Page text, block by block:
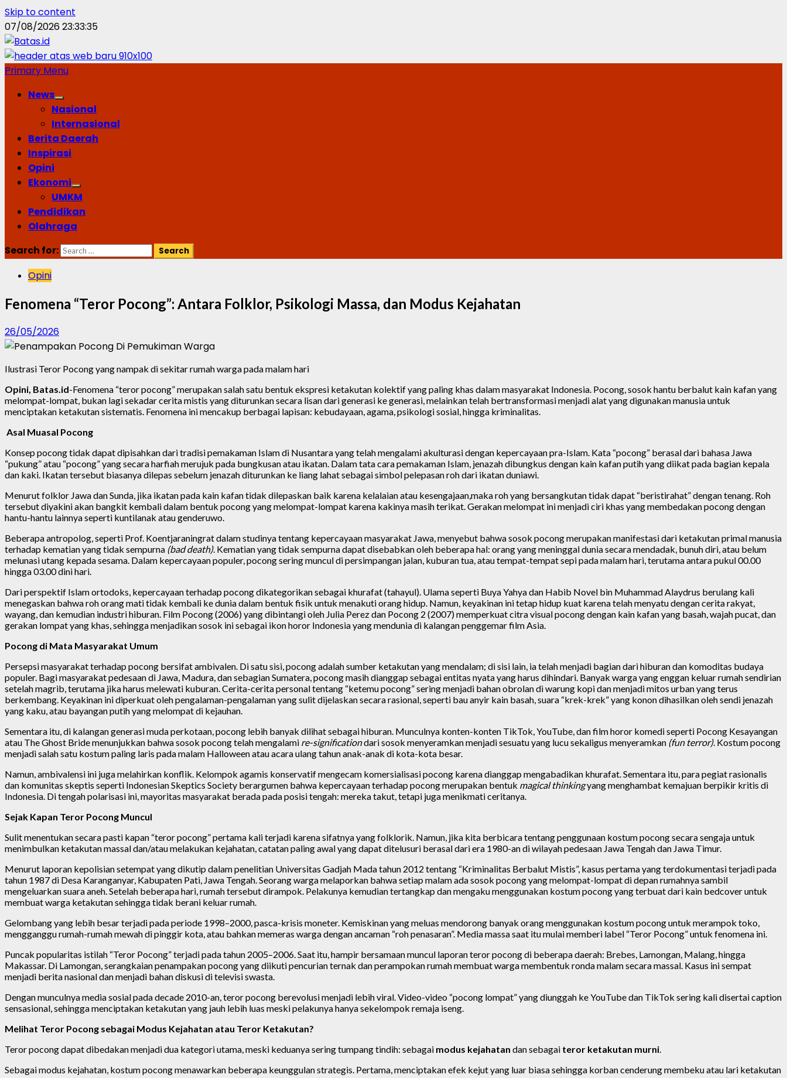
Skip to content
07/08/202623:33:36
Primary Menu
News
Nasional
Internasional
Berita Daerah
Inspirasi
Opini
Ekonomi
UMKM
Pendidikan
Olahraga
Search for:
Opini
Fenomena “Teror Pocong”: Antara Folklor, Psikologi Massa, dan Modus Kejahatan
26/05/2026
Ilustrasi Teror Pocong yang nampak di sekitar rumah warga pada malam hari
Opini, Batas.id-Fenomena “teror pocong” merupakan salah satu bentuk ekspresi ketakutan kolektif yang paling khas dalam masyarakat Indonesia. Pocong, sosok hantu berbalut kain kafan yang
melompat-lompat, bukan lagi sekadar cerita mistis yang diturunkan secara lisan dari generasi ke generasi, melainkan telah bertransformasi menjadi alat yang digunakan manusia untuk
menciptakan ketakutan sistematis. Fenomena ini mencakup berbagai lapisan: kebudayaan, agama, psikologi sosial, hingga kriminalitas.
Asal Muasal Pocong
Konsep pocong tidak dapat dipisahkan dari tradisi pemakaman Islam di Nusantara yang telah mengalami akulturasi dengan kepercayaan pra-Islam. Kata “pocong” berasal dari bahasa Jawa
“pukung” atau “pocong” yang secara harfiah merujuk pada bungkusan atau ikatan. Dalam tata cara pemakaman Islam, jenazah dibungkus dengan kain kafan putih yang diikat pada bagian kepala
dan kaki. Ikatan tersebut biasanya dilepas sebelum jenazah diturunkan ke liang lahat sebagai simbol pelepasan roh dari ikatan duniawi.
Menurut folklor Jawa dan Sunda, jika ikatan pada kain kafan tidak dilepaskan baik karena kelalaian atau kesengajaan,maka roh yang bersangkutan tidak dapat “beristirahat” dengan tenang. Roh
tersebut diyakini akan bangkit kembali dalam bentuk pocong yang melompat-lompat karena kakinya masih terikat. Gerakan melompat ini menjadi ciri khas yang membedakan pocong dengan
hantu-hantu lainnya seperti kuntilanak atau genderuwo.
Beberapa antropolog, seperti Prof. Koentjaraningrat dalam studinya tentang kepercayaan masyarakat Jawa, menyebut bahwa sosok pocong merupakan manifestasi dari ketakutan primal manusia
terhadap kematian yang tidak sempurna (bad death). Kematian yang tidak sempurna dapat disebabkan oleh beberapa hal: orang yang meninggal dunia secara mendadak, bunuh diri, atau belum
melunasi utang kepada sesama. Dalam kepercayaan populer, pocong sering muncul di persimpangan jalan, kuburan tua, atau tempat-tempat sepi pada malam hari, terutama antara pukul 00.00
hingga 03.00 dini hari.
Dari perspektif Islam ortodoks, kepercayaan terhadap pocong dikategorikan sebagai khurafat (tahayul). Ulama seperti Buya Yahya dan Habib Novel bin Muhammad Alaydrus berulang kali
menegaskan bahwa roh orang mati tidak kembali ke dunia dalam bentuk fisik untuk menakuti orang hidup. Namun, keyakinan ini tetap hidup kuat karena telah menyatu dengan cerita rakyat,
wayang, dan kemudian industri hiburan. Film Pocong (2006) yang dibintangi oleh Julia Perez dan Pocong 2 (2007) memperkuat citra visual pocong dengan kain kafan yang basah, wajah pucat, dan
gerakan lompat yang khas, sehingga menjadikan sosok ini sebagai ikon horor Indonesia yang mendunia di kalangan penggemar film Asia.
Pocong di Mata Masyarakat Umum
Persepsi masyarakat terhadap pocong bersifat ambivalen. Di satu sisi, pocong adalah sumber ketakutan yang mendalam; di sisi lain, ia telah menjadi bagian dari hiburan dan komoditas budaya
populer. Bagi masyarakat pedesaan di Jawa, Madura, dan sebagian Sumatera, pocong masih dianggap sebagai entitas nyata yang harus dihindari. Banyak warga yang enggan keluar rumah sendirian
setelah magrib, terutama jika harus melewati kuburan. Cerita-cerita personal tentang “ketemu pocong” sering menjadi bahan obrolan di warung kopi dan menjadi mitos urban yang terus
berkembang. Keyakinan ini diperkuat oleh pengalaman-pengalaman yang sulit dijelaskan secara rasional, seperti bau anyir kain basah, suara “krek-krek” yang konon dihasilkan oleh sendi jenazah
yang kaku, atau bayangan putih yang melompat di kejauhan.
Sementara itu, di kalangan generasi muda perkotaan, pocong lebih banyak dilihat sebagai hiburan. Munculnya konten-konten TikTok, YouTube, dan film horor komedi seperti Pocong Kesayangan
atau The Ghost Bride menunjukkan bahwa sosok pocong telah mengalami re-significationdari sosok menyeramkan menjadi sesuatu yang lucu sekaligus menyeramkan (fun terror). Kostum pocong
menjadi salah satu kostum paling laris pada malam Halloween atau acara ulang tahun anak-anak di kota-kota besar.
Namun, ambivalensi ini juga melahirkan konflik. Kelompok agamis konservatif mengecam komersialisasi pocong karena dianggap mengabadikan khurafat. Sementara itu, para pegiat rasionalis
dan komunitas skeptis seperti Indonesian Skeptics Society berargumen bahwa kepercayaan terhadap pocong merupakan bentuk magical thinkingyang menghambat kemajuan berpikir kritis di
Indonesia. Di tengah polarisasi ini, mayoritas masyarakat berada pada posisi tengah: mereka takut, tetapi juga menikmati ceritanya.
Sejak Kapan Teror Pocong Muncul
Sulit menentukan secara pasti kapan “teror pocong” pertama kali terjadi karena sifatnya yang folklorik. Namun, jika kita berbicara tentang penggunaan kostum pocong secara sengaja untuk
menimbulkan ketakutan massal dan/atau melakukan kejahatan, catatan paling awal yang dapat ditelusuri berasal dari era 1980-an di wilayah pedesaan Jawa Tengah dan Jawa Timur.
Menurut laporan kepolisian setempat yang dikutip dalam penelitian Universitas Gadjah Mada tahun 2012 tentang “Kriminalitas Berbalut Mistis”, kasus pertama yang terdokumentasi terjadi pada
tahun 1987 di Desa Karanganyar, Kabupaten Pati, Jawa Tengah. Seorang warga melaporkan bahwa setiap malam ada sosok pocong yang melompat-lompat di depan rumahnya sambil
mengeluarkan suara aneh. Setelah beberapa hari, rumah tersebut dirampok. Pelakunya kemudian tertangkap dan mengaku menggunakan kostum pocong yang terbuat dari kain bedcover untuk
membuat warga ketakutan sehingga tidak berani keluar rumah.
Gelombang yang lebih besar terjadi pada periode 1998–2000, pasca-krisis moneter. Kemiskinan yang meluas mendorong banyak orang menggunakan kostum pocong untuk merampok toko,
mengganggu rumah-rumah mewah di pinggir kota, atau bahkan memeras warga dengan ancaman “roh penasaran”. Media massa saat itu mulai memberi label “Teror Pocong” untuk fenomena ini.
Puncak popularitas istilah “Teror Pocong” terjadi pada tahun 2005–2006. Saat itu, hampir bersamaan muncul laporan teror pocong di beberapa daerah: Brebes, Lamongan, Malang, hingga
Makassar. Di Lamongan, serangkaian penampakan pocong yang diikuti pencurian ternak dan perampokan rumah membuat warga membentuk ronda malam secara massal. Kasus ini sempat
menjadi berita nasional dan menjadi bahan diskusi di televisi swasta.
Dengan munculnya media sosial pada decade 2010-an, teror pocong berevolusi menjadi lebih viral. Video-video “pocong lompat” yang diunggah ke YouTube dan TikTok sering kali disertai caption
sensasional, sehingga menciptakan ketakutan yang jauh lebih luas meski pelakunya hanya sekelompok remaja iseng.
Melihat Teror Pocong sebagai Modus Kejahatan atau Teror Ketakutan?
Teror pocong dapat dibedakan menjadi dua kategori utama, meski keduanya sering tumpang tindih: sebagai modus kejahatan dan sebagai teror ketakutan murni.
Sebagai modus kejahatan, kostum pocong menawarkan beberapa keunggulan strategis. Pertama, menciptakan efek kejut yang luar biasa sehingga korban cenderung membeku atau lari ketakutan